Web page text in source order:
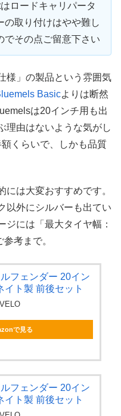
ロードキャリパータ
の取り付けはやや難し
でその点ご留意下さい
様」の製品という雰囲気
Basicよりは断然
は20インチ用も出
理由はないような気がし
くらいで、しかも品質
には大変おすすめです。
以外にシルバーも出てい
ジには「最大タイヤ幅：
考まで。
フェンダー 20イン
イト製 前後セット
VELO
で見る
フェンダー 20イン
イト製 前後セット